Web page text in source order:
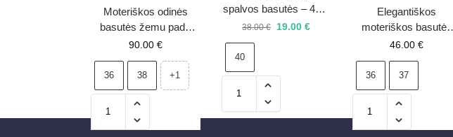
Moteriškos odinės
basutės žemu padu
Maciejka 06635-39
90.00 €
36 38 +1
spalvos basutės – 40 –
išpardavimas
38.00€ 19.00€
40
Elegantiškos
moteriškos basutės
lygiu padu su
KV51-082 juodos
46.00€
36 37